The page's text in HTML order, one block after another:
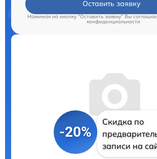
Оставить заявку
Нажимая на кнопку "Оставить заявку" Вы
конфиденциальности
-20%
Скидка по
записи на